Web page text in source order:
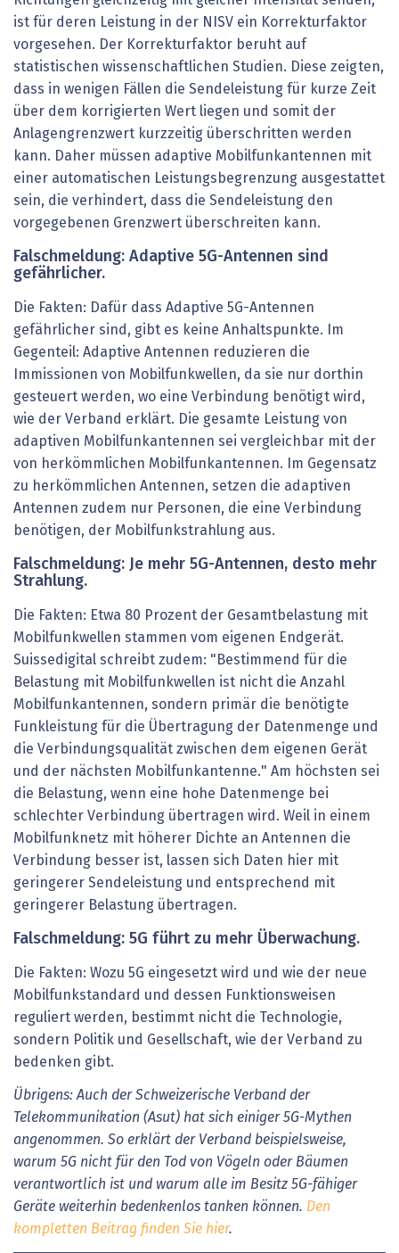
ist für deren Leistung in der NISV ein Korrekturfaktor
vorgesehen. Der Korrekturfaktor beruht auf
statistischen wissenschaftlichen Studien. Diese zeigten,
dass in wenigen Fällen die Sendeleistung für kurze Zeit
über dem korrigierten Wert liegen und somit der
Anlagengrenzwert kurzzeitig überschritten werden
kann. Daher müssen adaptive Mobilfunkantennen mit
einer automatischen Leistungsbegrenzung ausgestattet
sein, die verhindert, dass die Sendeleistung den
vorgegebenen Grenzwert überschreiten kann.
Falschmeldung: Adaptive 5G-Antennen sind
gefährlicher.
Die Fakten: Dafür dass Adaptive 5G-Antennen
gefährlicher sind, gibt es keine Anhaltspunkte. Im
Gegenteil: Adaptive Antennen reduzieren die
Immissionen von Mobilfunkwellen, da sie nur dorthin
gesteuert werden, wo eine Verbindung benötigt wird,
wie der Verband erklärt. Die gesamte Leistung von
adaptiven Mobilfunkantennen sei vergleichbar mit der
von herkömmlichen Mobilfunkantennen. Im Gegensatz
zu herkömmlichen Antennen, setzen die adaptiven
Antennen zudem nur Personen, die eine Verbindung
benötigen, der Mobilfunkstrahlung aus.
Falschmeldung: Je mehr 5G-Antennen, desto mehr
Strahlung.
Die Fakten: Etwa 80 Prozent der Gesamtbelastung mit
Mobilfunkwellen stammen vom eigenen Endgerät.
Suissedigital schreibt zudem: "Bestimmend für die
Belastung mit Mobilfunkwellen ist nicht die Anzahl
Mobilfunkantennen, sondern primär die benötigte
Funkleistung für die Übertragung der Datenmenge und
die Verbindungsqualität zwischen dem eigenen Gerät
und der nächsten Mobilfunkantenne." Am höchsten sei
die Belastung, wenn eine hohe Datenmenge bei
schlechter Verbindung übertragen wird. Weil in einem
Mobilfunknetz mit höherer Dichte an Antennen die
Verbindung besser ist, lassen sich Daten hier mit
geringerer Sendeleistung und entsprechend mit
geringerer Belastung übertragen.
Falschmeldung: 5G führt zu mehr Überwachung.
Die Fakten: Wozu 5G eingesetzt wird und wie der neue
Mobilfunkstandard und dessen Funktionsweisen
reguliert werden, bestimmt nicht die Technologie,
sondern Politik und Gesellschaft, wie der Verband zu
bedenken gibt.
Übrigens: Auch der Schweizerische Verband der
Telekommunikation (Asut) hat sich einiger 5G-Mythen
angenommen. So erklärt der Verband beispielsweise,
warum 5G nicht für den Tod von Vögeln oder Bäumen
verantwortlich ist und warum alle im Besitz 5G-fähiger
Geräte weiterhin bedenkenlos tanken können. Den
kompletten Beitrag finden Sie hier.